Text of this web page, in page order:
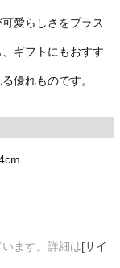
愛らしさをプラス
ギフトにもおすす
優れものです。
ます。詳細は[サイ